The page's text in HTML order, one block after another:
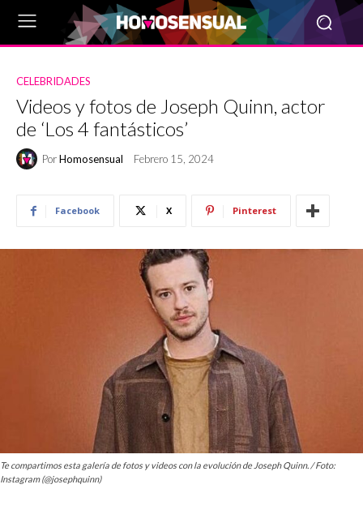
CELEBRIDADES
Videos y fotos de Joseph Quinn, actor
de ‘Los 4 fantásticos’
PorHomosensual Febrero 15, 2024
Facebook X Pinterest
Te compartimos esta galería de fotos y videos con la evolución de Joseph Quinn. / Foto:
Instagram (@josephquinn)